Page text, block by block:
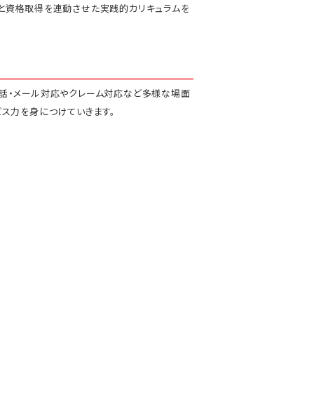
資格取得を連動させた実践的カリキュラムを
・メール対応やクレーム対応など多様な場面
力を身につけていきます。